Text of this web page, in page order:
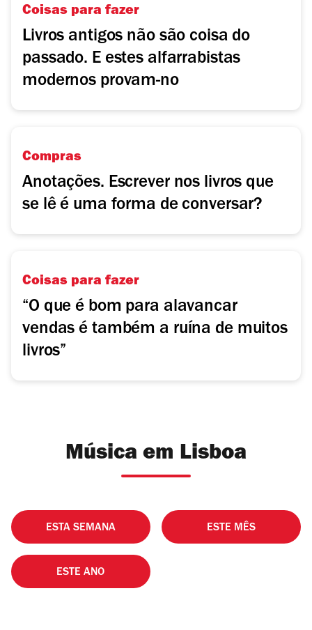
Coisas para fazer
Livros antigos não são coisa do
passado. E estes alfarrabistas
modernos provam-no
Compras
Anotações. Escrever nos livros que
se lê é uma forma de conversar?
Coisas para fazer
“O que é bom para alavancar
vendas é também a ruína de muitos
livros”
Música em Lisboa
ESTA SEMANA ESTE MÊS
ESTE ANO